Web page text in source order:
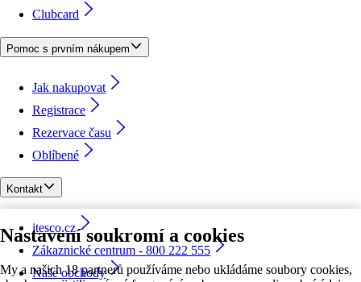
Nastavení soukromí a cookies
My a našich 18 partnerů používáme nebo ukládáme soubory cookies,
Clubcard
Pomoc s prvním nákupem
Jak nakupovat
Registrace
Rezervace času
Oblíbené
Kontakt
itesco.cz
Zákaznické centrum - 800 222 555
Naše obchody